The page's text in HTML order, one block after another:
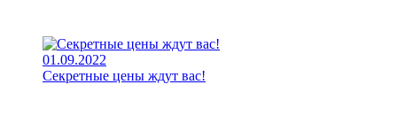
01.09.2022
Секретные цены ждут вас!